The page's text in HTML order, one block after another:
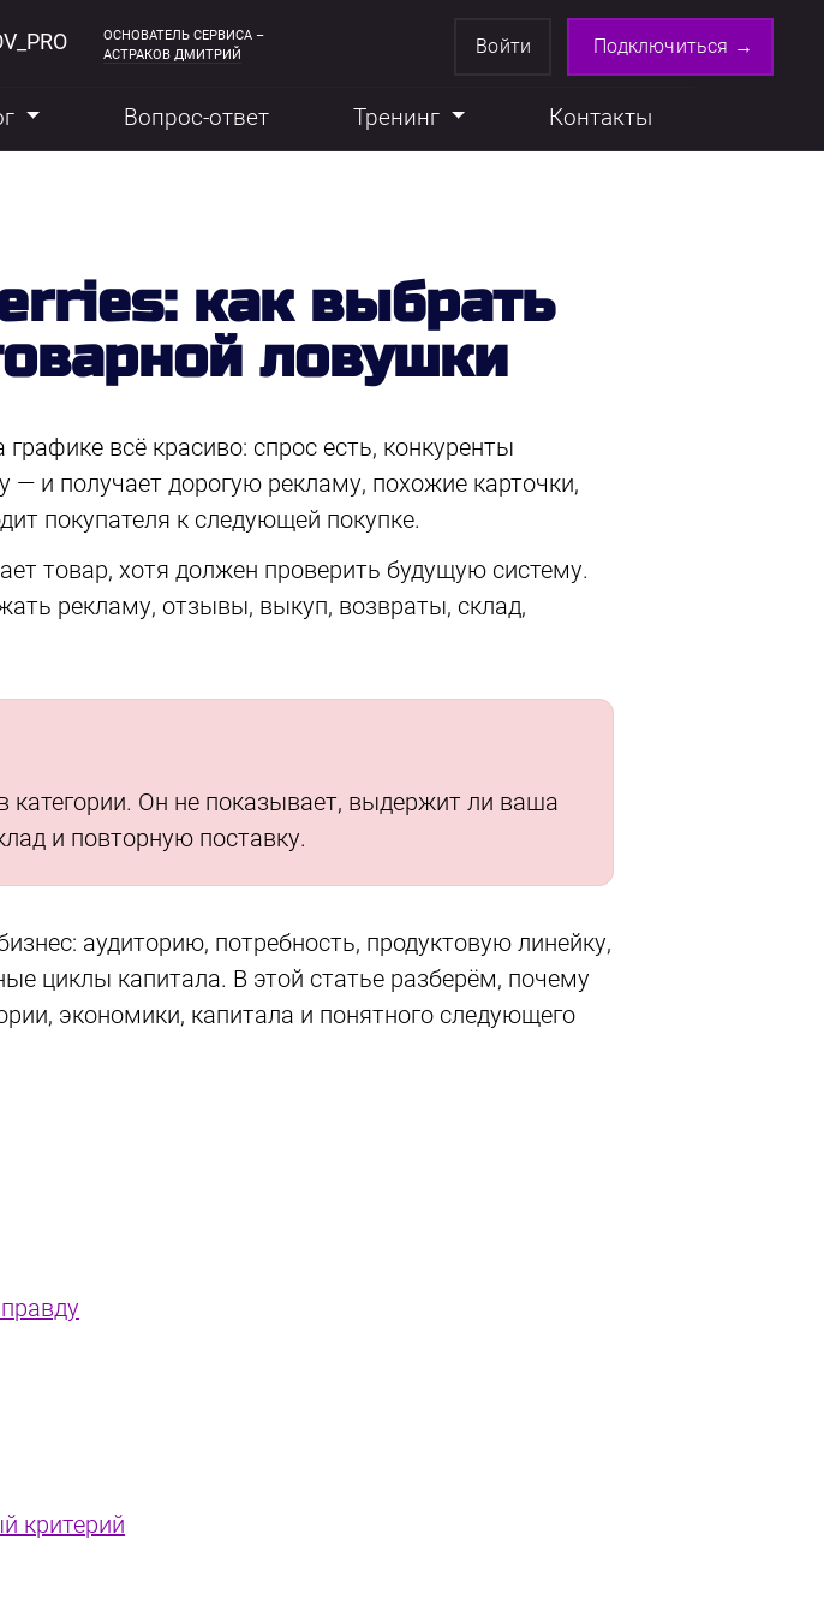
ОСНОВАТЕЛЬ СЕРВИСА –
АСТРАКОВ ДМИТРИЙ
Войти Подключиться →
Вопрос-ответ Тренинг Контакты
как выбрать
ловушки
всё красиво: спрос есть, конкуренты
— и получает дорогую рекламу, похожие карточки,
покупателя к следующей покупке.
товар, хотя должен проверить будущую систему.
рекламу, отзывы, выкуп, возвраты, склад,
Он не показывает, выдержит ли ваша
и повторную поставку.
аудиторию, потребность, продуктовую линейку,
циклы капитала. В этой статье разберём, почему
экономики, капитала и понятного следующего
критерий